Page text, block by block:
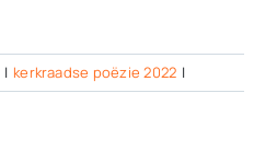
| kerkraadse poëzie 2022 |